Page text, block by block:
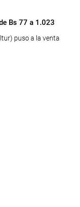
Bs 77 a 1.023
puso a la venta